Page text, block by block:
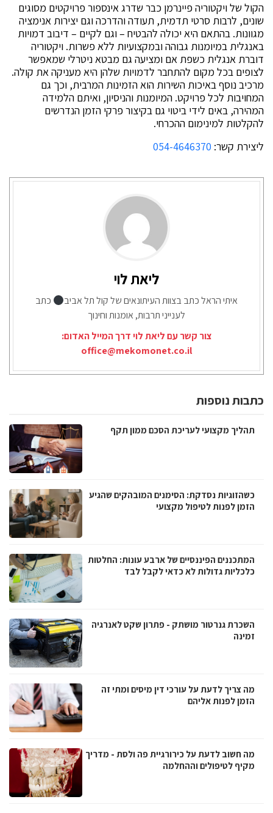
הקול של ויקטוריה פיינרמן כבר שדרג אינספור פרויקטים מסוגים
שונים, לרבות סרטי תדמית, תעודה והדרכה וגם יצירות אנימציה
מגוונות. בהתאם היא יכולה להבטיח – וגם לקיים – דיבוב דמויות
באנגלית במיומנות גבוהה ובמקצועיות ללא פשרות. ויקטוריה
דוברת אנגלית כשפת אם ומציעה גם מבטא ניטרלי שמאפשר
לצופים בכל מקום להתחבר לדמויות שלהן היא מעניקה את קולה.
מרכיב נוסף באיכות השירות הוא הזמינות המרבית, וכך גם
המחויבות לכל פרויקט. המיומנות והניסיון, ואיתם הלמידה
המהירה, באים לידי ביטוי גם בקיצור פרקי הזמן הנדרשים
להקלטות למינימום ההכרחי.
ליצירת קשר: 054-4646370
ליאת לוי
איתי הראל כתב בצוות העיתונאים של קול תל אביב
כתב
לענייני תרבות, אומנות וחינוך
צור קשר עם ליאת לוי דרך המייל האדום:
office@mekomonet.co.il
כתבות נוספות
תהליך מקצועי לעריכת הסכם ממון תקף
כשהזוגיות נסדקת: הסימנים המובהקים שהגיע
הזמן לפנות לטיפול מקצועי
המתכננים הפיננסיים של ארבע עונות: החלטות
כלכליות גדולות לא כדאי לקבל לבד
השכרת גנרטור מושתק - פתרון שקט לאנרגיה
זמינה
מה צריך לדעת על עורכי דין מיסים ומתי זה
הזמן לפנות אליהם
מה חשוב לדעת על כירורגיית פה ולסת - מדריך
מקיף לטיפולים וההחלמה